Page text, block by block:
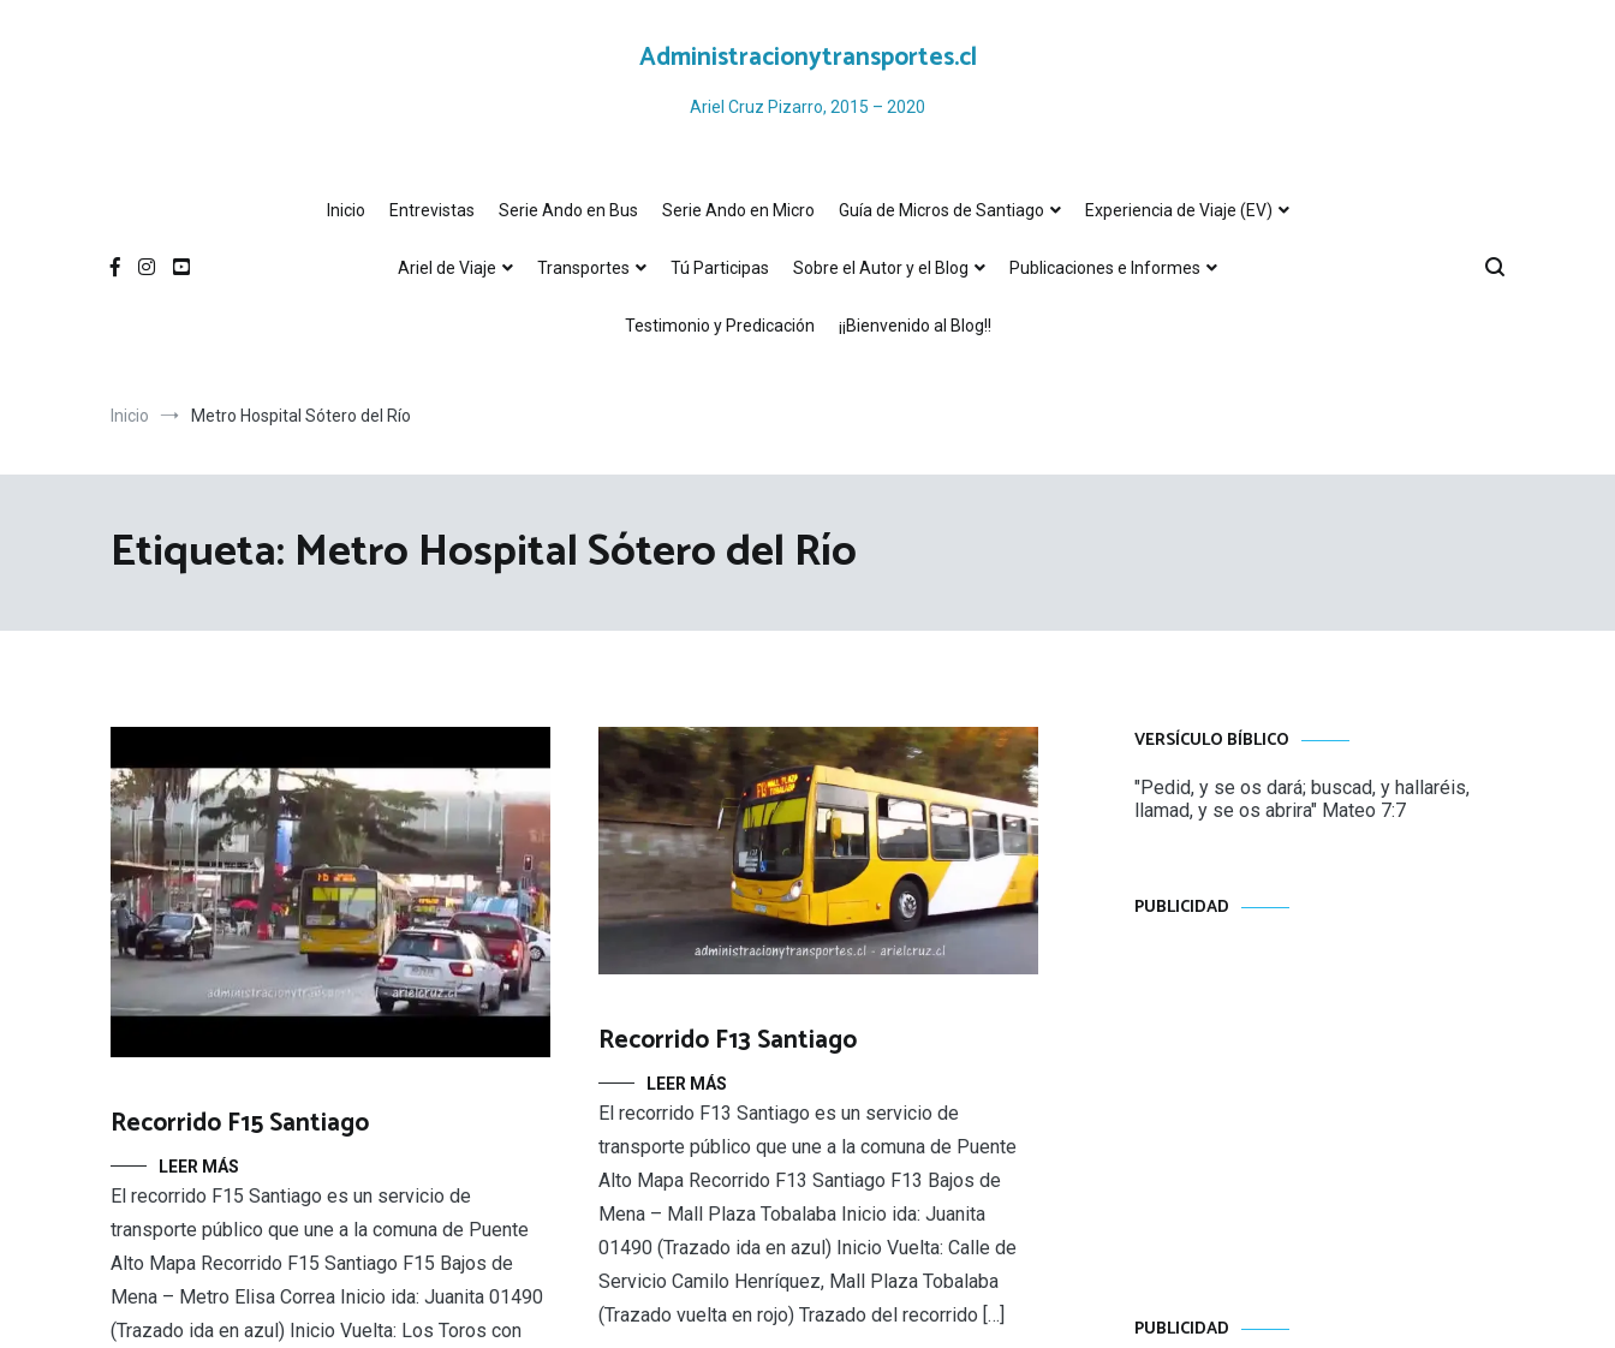
Administracionytransportes.cl
Ariel Cruz Pizarro, 2015 – 2020
Inicio Entrevistas Serie Ando en Bus Serie Ando en Micro Guía de Micros de Santiago Experiencia de Viaje (EV)
Ariel de Viaje Transportes Tú Participas Sobre el Autor y el Blog Publicaciones e Informes
Testimonio y Predicación ¡¡Bienvenido al Blog!!
Inicio Metro Hospital Sótero del Río
Etiqueta: Metro Hospital Sótero del Río
Recorrido F15 Santiago
LEER MÁS
El recorrido F15 Santiago es un servicio de
transporte público que une a la comuna de Puente
Alto Mapa Recorrido F15 Santiago F15 Bajos de
Mena – Metro Elisa Correa Inicio ida: Juanita 01490
(Trazado ida en azul) Inicio Vuelta: Los Toros con
Recorrido F13 Santiago
LEER MÁS
El recorrido F13 Santiago es un servicio de
transporte público que une a la comuna de Puente
Alto Mapa Recorrido F13 Santiago F13 Bajos de
Mena – Mall Plaza Tobalaba Inicio ida: Juanita
01490 (Trazado ida en azul) Inicio Vuelta: Calle de
Servicio Camilo Henríquez, Mall Plaza Tobalaba
(Trazado vuelta en rojo) Trazado del recorrido […]
VERSÍCULO BÍBLICO
"Pedid, y se os dará; buscad, y hallaréis,
llamad, y se os abrira" Mateo 7:7
PUBLICIDAD
PUBLICIDAD